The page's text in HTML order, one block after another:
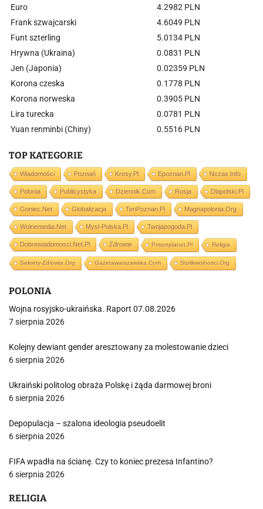
Euro
4.2982 PLN
Frank szwajcarski
4.6049 PLN
Funt szterling
5.0134 PLN
Hrywna (Ukraina)
0.0831 PLN
Jen (Japonia)
0.02359 PLN
Korona czeska
0.1778 PLN
Korona norweska
0.3905 PLN
Lira turecka
0.0781 PLN
Yuan renminbi (Chiny)
0.5516 PLN
TOP KATEGORIE
Wiadomości Poznań Kresy.pl Epoznan.pl Nczas.info
Polonia Publicystyka Dziennik.com Rosja Dlapolski.pl
Goniec.net Globalizacja TenPoznan.pl Magnapolonia.org
Wolnemedia.net Mysl-Polska.pl Twojapogoda.pl
Dobrewiadomosci.net.pl Zdrowie Prisonplanet.pl Religia
Sekrety-Zdrowia.org Gazetawarszawska.com Stolikwolnosci.org
POLONIA
Wojna rosyjsko-ukraińska. Raport 07.08.2026
7 sierpnia 2026
Kolejny dewiant gender aresztowany za molestowanie dzieci
6 sierpnia 2026
Ukraiński politolog obraża Polskę i żąda darmowej broni
6 sierpnia 2026
Depopulacja – szalona ideologia pseudoelit
6 sierpnia 2026
FIFA wpadła na ścianę. Czy to koniec prezesa Infantino?
6 sierpnia 2026
RELIGIA